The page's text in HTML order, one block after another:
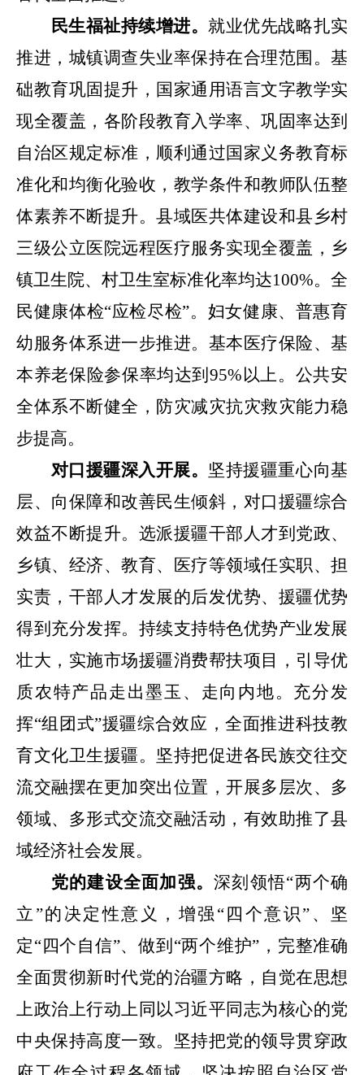
民生福祉持续增进。 就业优先战略扎实
推进，城镇调查失业率保持在合理范围 。基
础教育巩固提升，国家通用语言文字教学实
现全覆盖，各阶段教育入学率、巩固率达到
自治区规定标准，顺利通过国家义务教育标
准化和均衡化验收，教学条件和教师队伍整
体素养不断提升。县域医共体建设和县乡村
三级公立医院远程医疗服务实现全覆盖，乡
镇卫生院、村卫生室标准化率均达100%。全
民健康体检“应检尽检”。妇女健康、普惠育
幼服务体系进一步推进。基本医疗保险、基
本养老保险参保率均达到95% 以上。公共安
全体系不断健全，防灾减灾抗灾救灾能力稳
步提高。
对口援疆深入开展。 坚持援疆重心向基
层、向保障和改善民生倾斜，对口援疆综合
效益不断提升。选派援疆干部人才到党政、
乡镇、经济、教育、医疗等领域任实职、担
实责，干部人才发展的后发优势、援疆优势
得到充分发挥。持续支持特色优势产业发展
壮大，实施市场援疆消费帮扶项目，引导优
质农特产品走出墨玉、走向内地。充分发
挥“组团式”援疆综合效应，全面推进科技教
育文化卫生援疆。坚持把促进各民族交往交
流交融摆在更加突出位置，开展多层次、多
领域、多形式交流交融活动，有效助推了县
域经济社会发展。
党的建设全面加强。深刻领悟“两个确
立 ”的决定性意义，增强 “四个意识” 、坚
定“四个自信”、做到 “两个维护” ，完整准确
全面贯彻新时代党的治疆方略，自觉在思想
上政治上行动上同以习近平同志为核心的党
中央保持高度一致。坚持把党的领导贯穿政